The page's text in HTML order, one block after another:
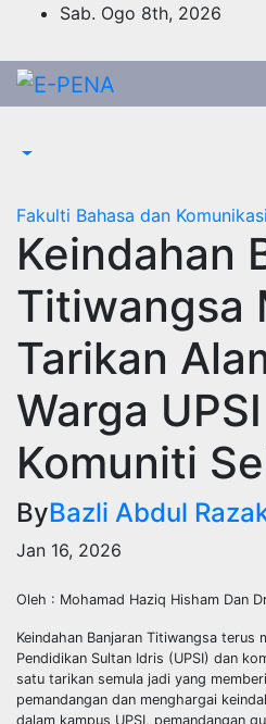
content
Sab. Ogo 8th, 2026
Fakulti Bahasa dan Komunikasi
Keindahan
Titiwangsa
Tarikan
Warga
Komuniti
ByBazli Abdul
Jan 16, 2026
Oleh : Mohamad Haziq Hisham Dan
Keindahan Banjaran Titiwangsa terus
Pendidikan Sultan Idris (UPSI) dan
satu tarikan semula jadi yang
pemandangan dan menghargai
dalam kampus UPSI, pemandangan